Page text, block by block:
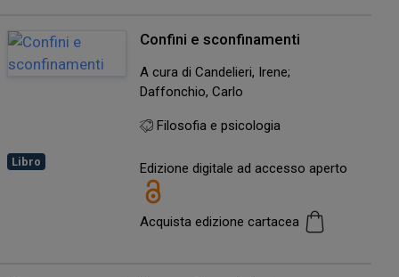
Libro
Confini e sconfinamenti
A cura di Candelieri, Irene;
Daffonchio, Carlo
Filosofia e psicologia
Edizione digitale ad accesso aperto
Acquista edizione cartacea